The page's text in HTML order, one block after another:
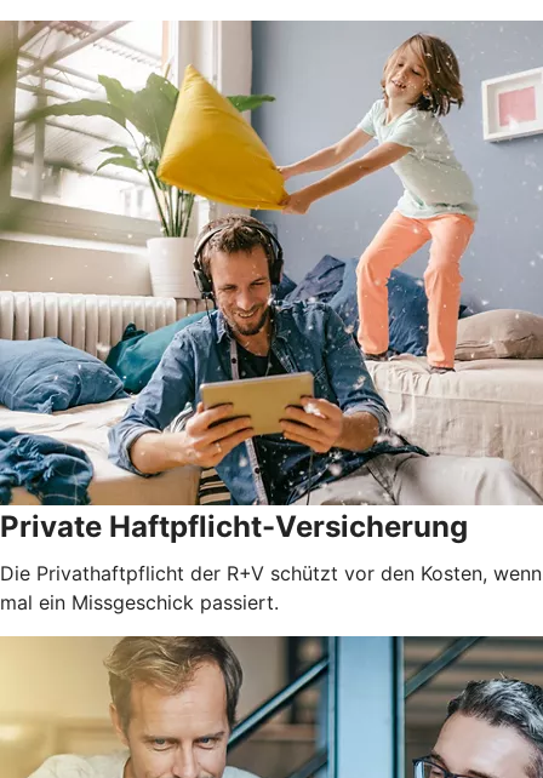
Private Haftpflicht-Versicherung
Die Privathaftpflicht der R+V schützt vor den Kosten, wenn
mal ein Missgeschick passiert.